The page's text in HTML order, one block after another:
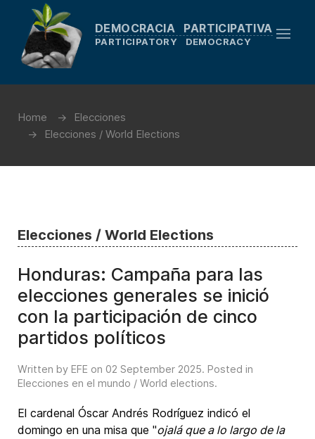
DEMOCRACIA PARTICIPATIVA
PARTICIPATORY DEMOCRACY
Home
Elecciones
Elecciones / World Elections
Elecciones / World Elections
Honduras: Campaña para las
elecciones generales se inició
con la participación de cinco
partidos políticos
Written by EFE on 02 September 2025. Posted in
Elecciones en el mundo / World elections.
El cardenal Óscar Andrés Rodríguez indicó el
domingo en una misa que "ojalá que a lo largo de la